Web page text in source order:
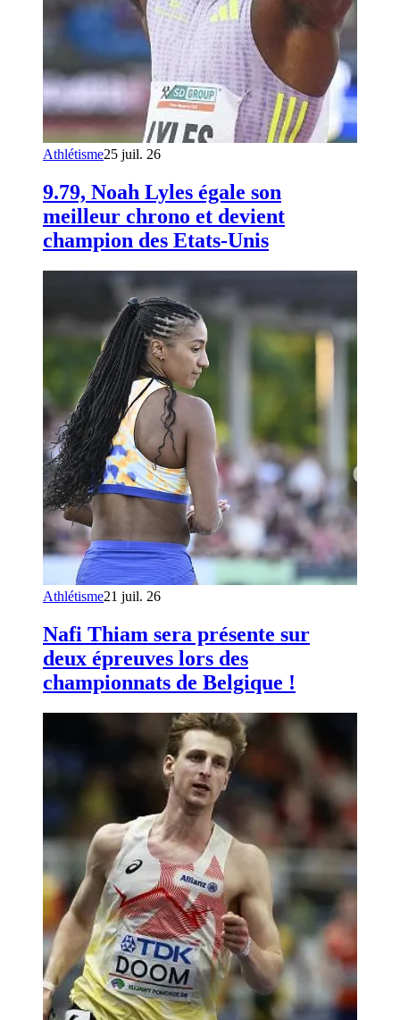
Athlétisme25 juil. 26
9.79, Noah Lyles égale son
meilleur chrono et devient
champion des Etats-Unis
Athlétisme21 juil. 26
Nafi Thiam sera présente sur
deux épreuves lors des
championnats de Belgique !